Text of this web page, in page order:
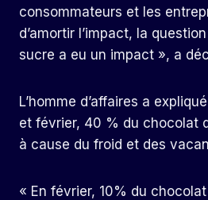
consommateurs et les
d’amortir l’impact, la
sucre a eu un impact », a
L’homme d’affaires a
et février, 40 % du chocolat
à cause du froid et des
« En février, 10% du